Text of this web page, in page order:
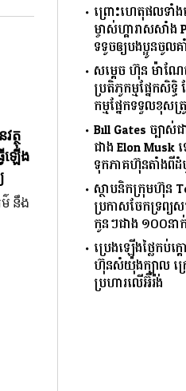
ត្ថុ
ឡើង
ម៌ នឹង
ព្រោះហេតុផលទាំង
ម្ចាស់ហ្គារាសសាំង
ទទូចឲ្យបងប្អូនចូលគ
សម្តេច ហ៊ុន ម៉ាណែ
ប្រតិភូកម្មផ្នែកសិទ្
កម្មផ្នែកទទួលខុសត្
Bill Gates ច្បាស់
ជាង Elon Musk
ទុកភាគហ៊ុនតាំងពីដំ
ស្ថាបនិកក្រុមហ៊ុន
ប្រកាសចែកទ្រព្យ
កូនៗជាង ១០០នា
ប្រេងឡើងថ្លៃកប់ក្
ហ៊ុនសំយ៉ុងក្បាល ក្
ប្រហារលើអ៊ីរ៉ង់